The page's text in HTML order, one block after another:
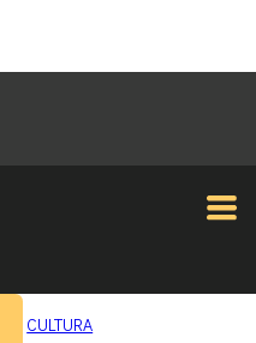
CULTURA